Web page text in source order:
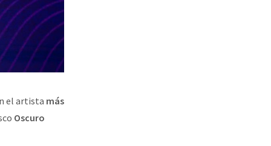
el artista más
Oscuro